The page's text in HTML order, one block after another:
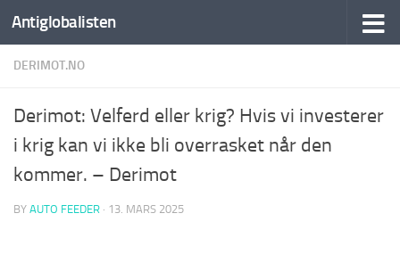
Antiglobalisten
DERIMOT.NO
Derimot: Velferd eller krig? Hvis vi investerer
i krig kan vi ikke bli overrasket når den
kommer. – Derimot
BY AUTO FEEDER · 13. MARS 2025